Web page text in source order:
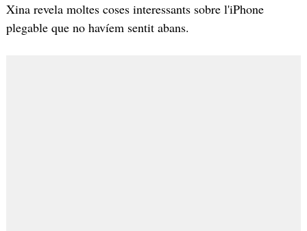
Xina revela moltes coses interessants sobre l'iPhone
plegable que no havíem sentit abans.